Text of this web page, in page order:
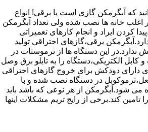
که آبگرمکن گازی است یا برقی! انواع
اغلب خانه ها نصب شده ولی تعداد آبگرمکن
کردن ایراد و انجام کارهای تعمیراتی
برقی،گازهای احتراقی تولید
ندارد.در این دستگاه ها از ترموستات در
کابل الکتریکی،دستگاه را به تابلو برق وصل
دارای دودکش برای خروج گازهای احتراقی
در دستگاه نصب شده و با
می شود.آبگرمکن از هر نوعی که باشد باید
تامین کند.برخی از رایج تریم مشکلات اینها